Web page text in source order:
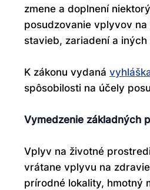
zmene a doplnení
posudzovanie vplyvov
stavieb, zariadení a
K zákonu vydaná
spôsobilosti na účely
Vymedzenie základných
Vplyv na životné
vrátane vplyvu na
prírodné lokality, hmotný